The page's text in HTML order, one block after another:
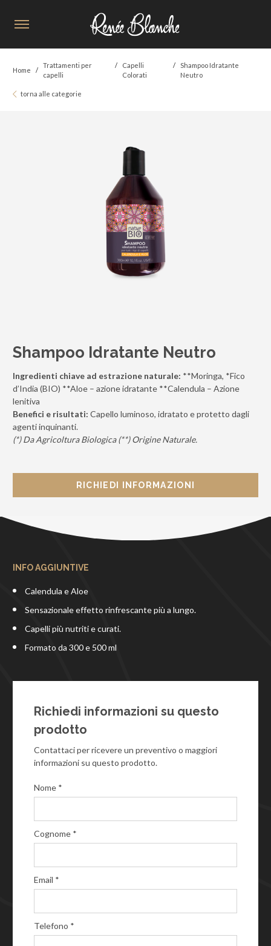
Home
Trattamenti per
capelli
Capelli
Colorati
Shampoo Idratante
Neutro
torna alle categorie
Shampoo Idratante Neutro
Ingredienti chiave ad estrazione naturale: **Moringa, *Fico
d’India (BIO) **Aloe – azione idratante **Calendula – Azione
lenitiva
Benefici e risultati: Capello luminoso, idratato e protetto dagli
agenti inquinanti.
(*) Da Agricoltura Biologica (**) Origine Naturale.
RICHIEDI INFORMAZIONI
INFO AGGIUNTIVE
Calendula e Aloe
Sensazionale effetto rinfrescante più a lungo.
Capelli più nutriti e curati.
Formato da 300 e 500 ml
Richiedi informazioni su questo
prodotto
Contattaci per ricevere un preventivo o maggiori
informazioni su questo prodotto.
Nome *
Cognome *
Email *
Telefono *